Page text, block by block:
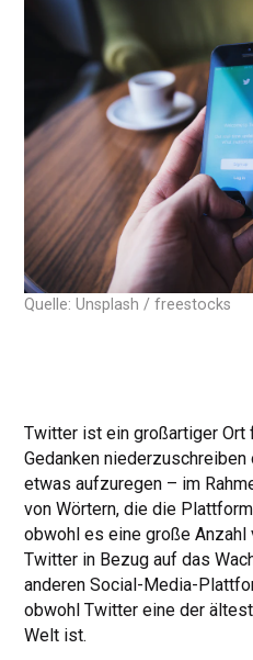
Quelle: Unsplash / freestocks
Twitter ist ein großartiger Ort
Gedanken
etwas aufzuregen – im
von Wörtern, die die
obwohl es eine große Anzahl
Twitter in Bezug auf das
anderen Social-Media-
obwohl Twitter eine der
Welt ist.